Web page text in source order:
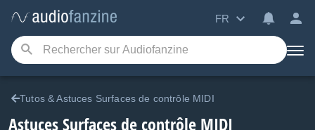
FR
Tutos & Astuces Surfaces de contrôle MIDI
Astuces Surfaces de contrôle MIDI